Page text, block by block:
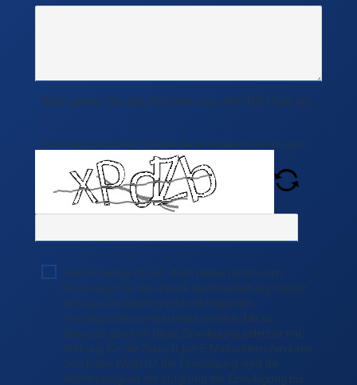
Bitte geben Sie die Zeichen aus dem Bild hier ein.
Durch den Kreisbutton können Sie ein neues Bild erzeugen.
Hiermit willige ich ein, dass meine Daten vom
Empfänger für den Zweck der Bearbeitung meiner
Anfrage und einem eventuell folgenden
Vertragsschluss verarbeitet werden. Mir ist
bewusst, dass ich diese Einwilligung jederzeit mit
Wirkung für die Zukunft per E-Mail widerrufen kann.
Durch den Widerruf der Einwilligung wird die
Rechtmäßigkeit der aufgrund der Einwilligung bis